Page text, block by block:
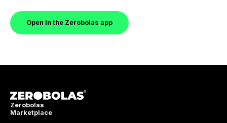
Open in the Zerobolas app
Zerobolas
Marketplace